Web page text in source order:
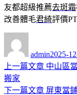
友都超級推薦去斑霜
改善體毛君綺評價
admin佈
日
2025-
文
章
上一篇文章 上
篇
中山區
搬家
下一篇文章 下
屏東當